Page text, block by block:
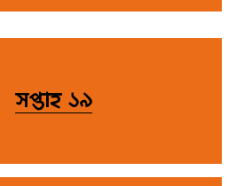
সপ্তাহ ১৯